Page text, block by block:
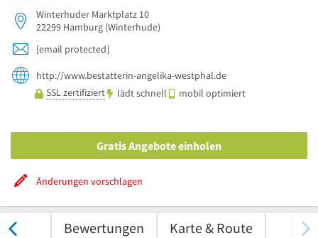
Winterhuder Marktplatz 10
22299 Hamburg (Winterhude)
[email protected]
http://www.bestatterin-angelika-westphal.de
SSL zertifiziert
lädt schnell mobil optimiert
Gratis Angebote einholen
Änderungen vorschlagen
Bewertungen Karte & Route